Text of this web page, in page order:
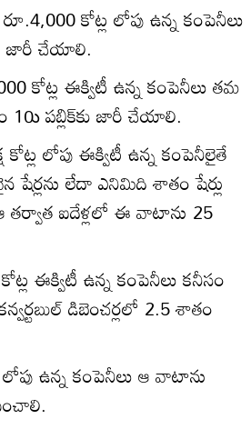
కోట్ల లోపు ఉన్న కంపెనీలు
జారీ చేయాలి.
కోట్ల ఈక్విటీ ఉన్న కంపెనీలు తమ
10ు పబ్లిక్‌కు జారీ చేయాలి.
కోట్ల లోపు ఈక్విటీ ఉన్న కంపెనీలైతే
షేర్లను లేదా ఎనిమిది శాతం షేర్లు
ఆ తర్వాత ఐదేళ్లలో ఈ వాటాను 25
ఈక్విటీ ఉన్న కంపెనీలు కనీసం
డిబెంచర్లలో 2.5 శాతం
ఉన్న కంపెనీలు ఆ వాటాను